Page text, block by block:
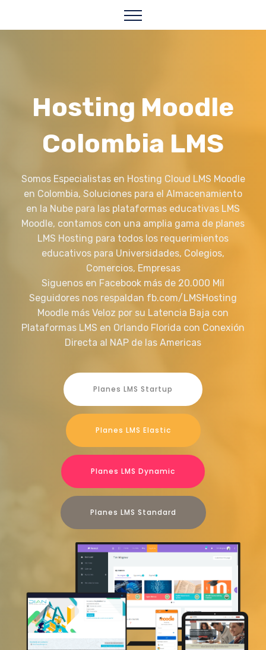
Hosting Moodle
Colombia LMS
Somos Especialistas en Hosting Cloud LMS Moodle
en Colombia, Soluciones para el Almacenamiento
en la Nube para las plataformas educativas LMS
Moodle, contamos con una amplia gama de planes
LMS Hosting para todos los requerimientos
educativos para Universidades, Colegios,
Comercios, Empresas
Siguenos en Facebook más de 20.000 Mil
Seguidores nos respaldan fb.com/LMSHosting
Moodle más Veloz por su Latencia Baja con
Plataformas LMS en Orlando Florida con Conexión
Directa al NAP de las Americas
Planes LMS Startup
Planes LMS Elastic
Planes LMS Dynamic
Planes LMS Standard